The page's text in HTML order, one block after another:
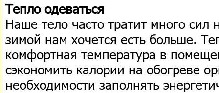
Тепло одеваться
Наше тело часто тратит много сил
зимой нам хочется есть больше.
комфортная температура в
сэкономить калории на обогреве
необходимости заполнять